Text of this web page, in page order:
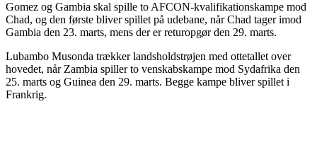
Gomez og Gambia skal spille to AFCON-kvalifikationskampe mod
Chad, og den første bliver spillet på udebane, når Chad tager imod
Gambia den 23. marts, mens der er returopgør den 29. marts.
Lubambo Musonda trækker landsholdstrøjen med ottetallet over
hovedet, når Zambia spiller to venskabskampe mod Sydafrika den
25. marts og Guinea den 29. marts. Begge kampe bliver spillet i
Frankrig.